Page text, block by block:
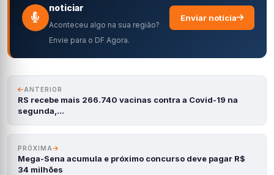
noticiar
Aconteceu algo na sua região?
Envie para o DF Agora.
Enviar notícia
ANTERIOR
RS recebe mais 266.740 vacinas contra a Covid-19 na
segunda,…
PRÓXIMA
Mega-Sena acumula e próximo concurso deve pagar R$
34 milhões